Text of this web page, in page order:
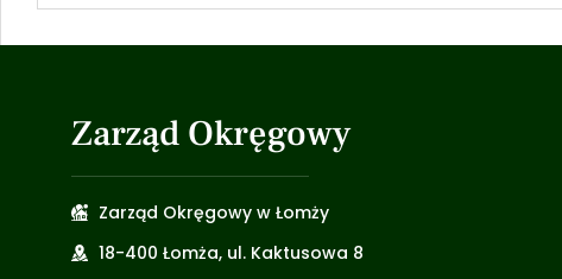
Zarząd Okręgowy
Zarząd Okręgowy w Łomży
18-400 Łomża, ul. Kaktusowa 8